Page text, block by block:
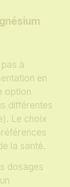
à
en
option
différentes
Le choix
la santé.
dosages